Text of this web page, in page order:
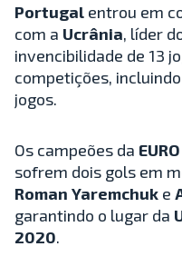
Portugal entrou em
com a Ucrânia, líder
invencibilidade de 13
competições,
jogos.
Os campeões da EURO
sofrem dois gols em
Roman Yaremchuk e
garantindo o lugar da
2020.